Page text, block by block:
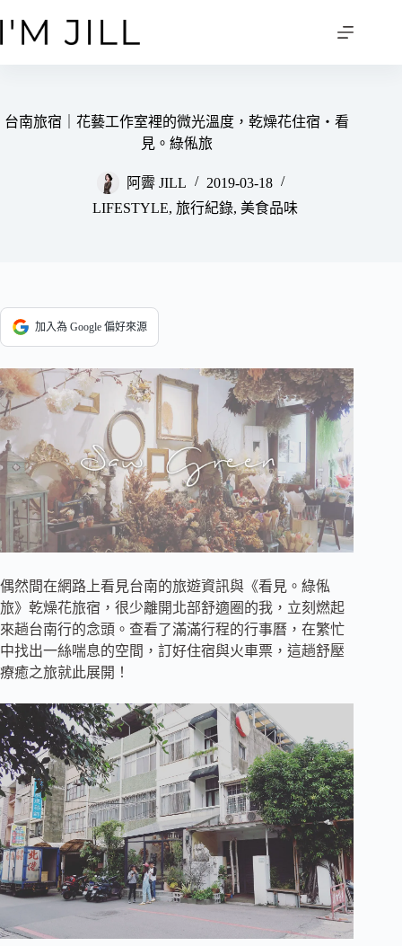
至
容台南旅宿｜花藝工作室裡的微光溫度，乾燥花住宿‧看
見。綠俬旅
阿霽 JILL
2019-03-18
LIFESTYLE, 旅行紀錄, 美食品味
加入為 Google 偏好來源
偶然間在網路上看見台南的旅遊資訊與《看見。綠俬
旅》乾燥花旅宿，很少離開北部舒適圈的我，立刻燃起
來趟台南行的念頭。查看了滿滿行程的行事曆，在繁忙
中找出一絲喘息的空間，訂好住宿與火車票，這趟舒壓
療癒之旅就此展開！